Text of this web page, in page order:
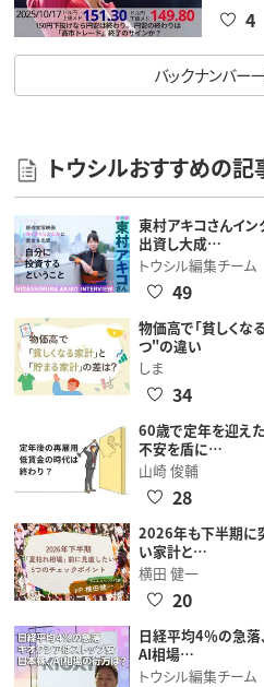
4
バックナンバー
トウシルおすすめの記
東村アキコさんイ
出資し大成…
トウシル編集チーム
49
物価高で「貧しくな
つ"の違い
しま
34
60歳で定年を迎え
不安を盾に…
山崎 俊輔
28
2026年も下半期に
い家計と…
横田 健一
20
日経平均4％の急落
AI相場…
トウシル編集チーム